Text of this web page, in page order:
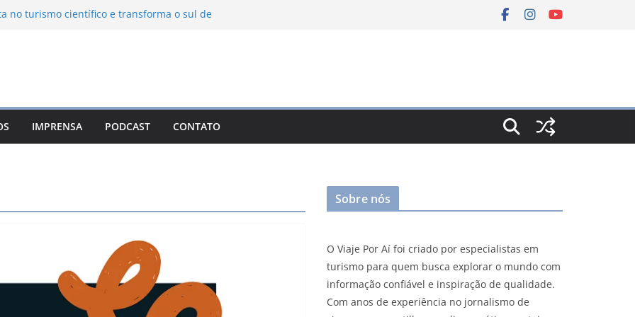
no turismo científico e transforma o sul de
em Campos do Jordão
Nuevo León: o Pueblo Mágico com ruas
e turismo à beira da represa
IMPRENSA PODCAST CONTATO
Sobre nós
O Viaje Por Aí foi criado por especialistas em
turismo para quem busca explorar o mundo com
informação confiável e inspiração de qualidade.
Com anos de experiência no jornalismo de